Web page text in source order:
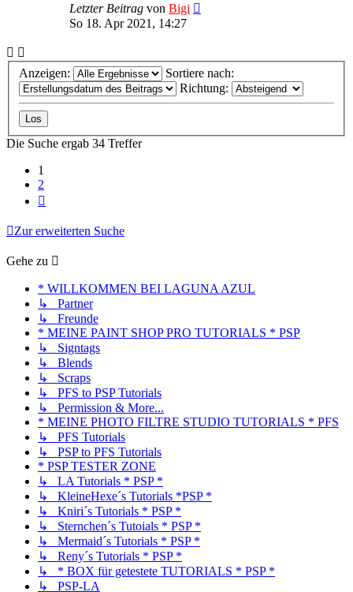
Letzter Beitrag von Bigi
So 18. Apr 2021, 14:27
Anzeigen:
Sortiere nach:
Richtung:
Die Suche ergab 34 Treffer
1
2
Zur erweiterten Suche
Gehe zu
* WILLKOMMEN BEI LAGUNA AZUL
↳ Partner
↳ Freunde
* MEINE PAINT SHOP PRO TUTORIALS * PSP
↳ Signtags
↳ Blends
↳ Scraps
↳ PFS to PSP Tutorials
↳ Permission & More...
* MEINE PHOTO FILTRE STUDIO TUTORIALS * PFS
↳ PFS Tutorials
↳ PSP to PFS Tutorials
* PSP TESTER ZONE
↳ LA Tutorials * PSP *
↳ KleineHexe´s Tutorials *PSP *
↳ Kniri´s Tutorials * PSP *
↳ Sternchen´s Tutoials * PSP *
↳ Mermaid´s Tutorials * PSP *
↳ Reny´s Tutorials * PSP *
↳ * BOX für getestete TUTORIALS * PSP *
↳ PSP-LA